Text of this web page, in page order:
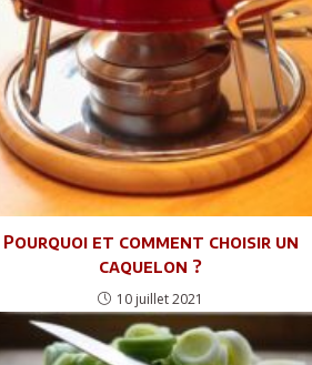
Pourquoi et comment choisir un
caquelon ?
10 juillet 2021